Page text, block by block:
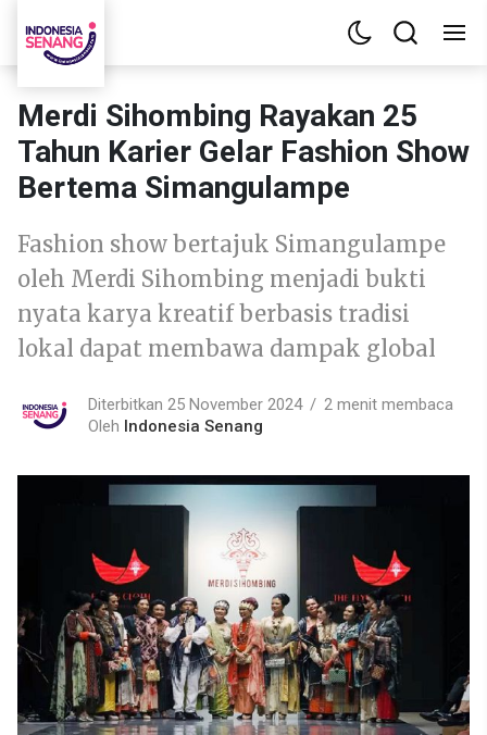
Merdi Sihombing Rayakan 25
Tahun Karier Gelar Fashion Show
Bertema Simangulampe
Fashion show bertajuk Simangulampe
oleh Merdi Sihombing menjadi bukti
nyata karya kreatif berbasis tradisi
lokal dapat membawa dampak global
Diterbitkan 25 November 2024
2 menit membaca
Oleh Indonesia Senang